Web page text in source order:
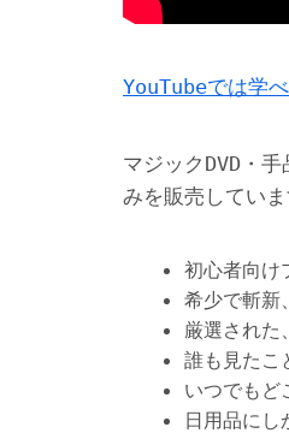
YouTubeでは学
マジックDVD・
みを販売していま
初心者向け
希少で斬新
厳選された
誰も見たこ
いつでもど
日用品にし